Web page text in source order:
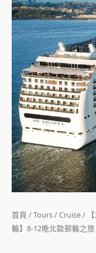
首頁 /Tours/Cruise/ 【
輪】8-12晚北歐郵輪之旅